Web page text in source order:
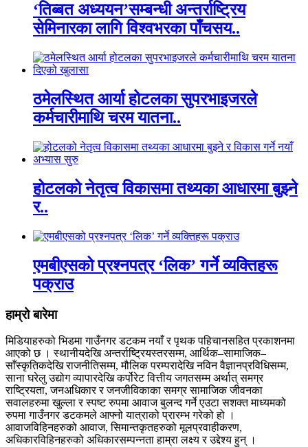
‘तिब्बत अध्ययन’सम्बन्धी अन्तर्राष्ट्रिय
सेमिनारका लागि विश्वभरका पाँचसय..
ठमेलस्थित आर्या होटलका सुपरभाइजरले
कर्मचारीमाथि चरम यातना..
होटलको नेतृत्व विकासमा तथ्यका आधारमा बुझ्ने
र..
एमबीएसको प्रश्नपत्र ‘लिक’ गर्ने व्यक्तिहरू
पक्राउ
हाम्रो बारेमा
मिडियाहरुको भिडमा गाउँनगर डटकम नयाँ र पृथक पहिचानसहित प्रकाशनमा
आएको छ । स्थानीयदेखि अन्तर्राष्ट्रियस्तरसम्म, आर्थिक–सामाजिक–
साँस्कृतिकदेखि राजनीतिसम्म, मौलिक परम्परादेखि नविन वैज्ञानप्रविधिसम्म,
साना घरेलु उद्योग व्यापारदेखि कर्पोरेट वित्तीय जगतसम्म अर्थात् समग्र
राष्ट्रियता, जनअधिकार र जनजीविकाका समग्र सामाजिक जीवनका
सवालहरुमा खुल्ला र स्पष्ट रुपमा आवाज बुलन्द गर्ने एउटा सशक्त माध्यमको
रुपमा गाउँनगर डटकमले आफ्नो यात्राको प्रारम्भ गरेको हो ।
आवाजविहिनहरुको आवाज, सिमान्तकृतहरुको मूलप्रवाहीकरण,
अधिकारविहिनहरुको अधिकारसम्पन्नता हाम्रा लक्ष्य र उद्देश्य हुन् ।